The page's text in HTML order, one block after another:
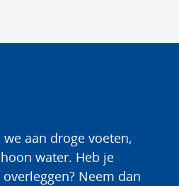
aan droge voeten,
water. Heb je
Neem dan